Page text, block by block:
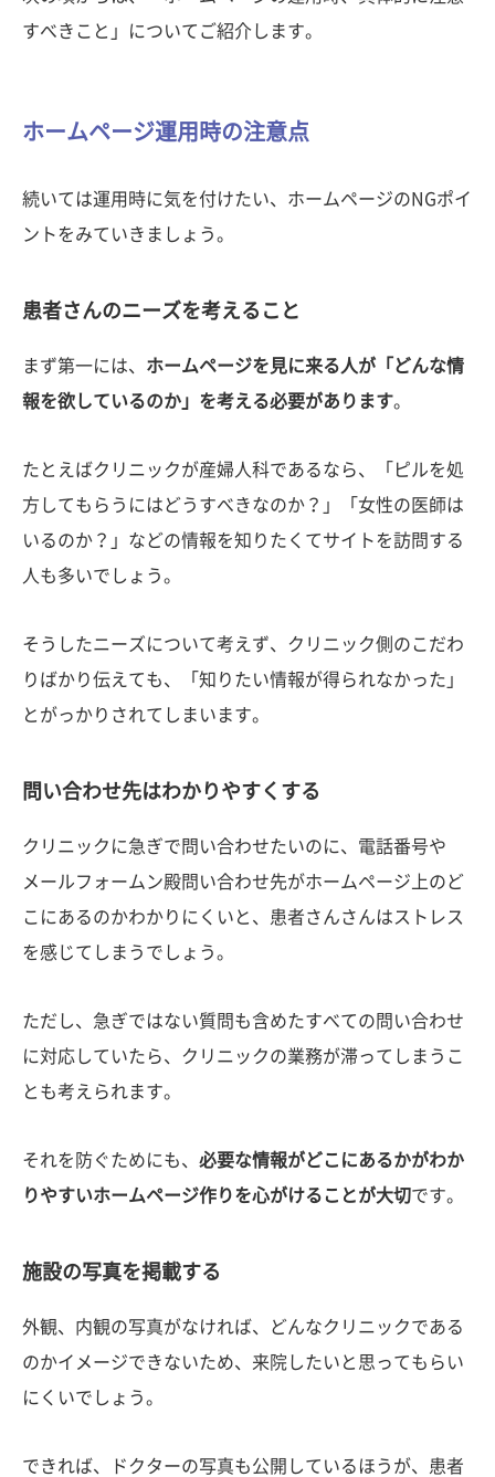
すべきこと」についてご紹介します。
ホームページ運用時の注意点
続いては運用時に気を付けたい、ホームページのNGポイ
ントをみていきましょう。
患者さんのニーズを考えること
まず第一には、 ホームページを見に来る人が「どんな情
報を欲しているのか」を考える必要があります。
たとえばクリニックが産婦人科であるなら、「ピルを処
方してもらうにはどうすべきなのか？」「女性の医師は
いるのか？」などの情報を知りたくてサイトを訪問する
人も多いでしょう。
そうしたニーズについて考えず、クリニック側のこだわ
りばかり伝えても、「知りたい情報が得られなかった」
とがっかりされてしまいます。
問い合わせ先はわかりやすくする
クリニックに急ぎで問い合わせたいのに、電話番号や
メールフォームン殿問い合わせ先がホームページ上のど
こにあるのかわかりにくいと、患者さんさんはストレス
を感じてしまうでしょう。
ただし、急ぎではない質問も含めたすべての問い合わせ
に対応していたら、クリニックの業務が滞ってしまうこ
とも考えられます。
それを防ぐためにも、 必要な情報がどこにあるかがわか
りやすいホームページ作りを心がけることが大切です。
施設の写真を掲載する
外観、内観の写真がなければ、どんなクリニックである
のかイメージできないため、来院したいと思ってもらい
にくいでしょう。
できれば、ドクターの写真も公開しているほうが、患者